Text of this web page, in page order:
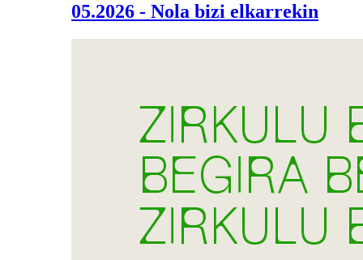
05.2026 - Nola bizi elkarrekin